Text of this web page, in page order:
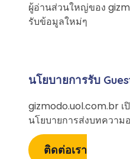
ผู้อ่านส่วนใหญ่ของ
รับข้อมูลใหม่ๆ
นโยบายการรับ
gizmodo.uol.com.br
นโยบายการส่งบทความ
ติดต่อเรา